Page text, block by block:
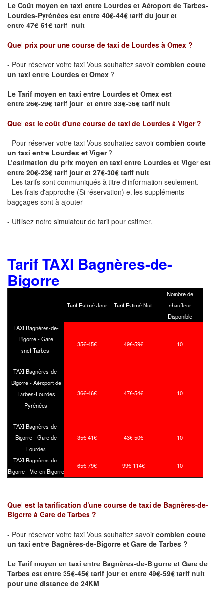
Le Coût moyen en taxi entre Lourdes et Aéroport de Tarbes-
Lourdes-Pyrénées est entre 40€-44€ tarif du jour et
entre 47€-51€ tarif nuit
Quel prix pour une course de taxi de Lourdes à Omex ?
- Pour réserver votre taxi Vous souhaitez savoir combien coute
un taxi entre Lourdes et Omex ?
Le Tarif moyen en taxi entre Lourdes et Omex est
entre 26€-29€ tarif jour et entre 33€-36€ tarif nuit
Quel est le coût d'une course de taxi de Lourdes à Viger?
- Pour réserver votre taxi Vous souhaitez savoir combien coute
un taxi entre Lourdes et Viger?
L’estimation du prix moyen en taxi entre Lourdes et Viger est
entre 20€-23€ tarif jour et 27€-30€ tarif nuit
- Les tarifs sont communiqués à titre d'information seulement.
- Les frais d'approche (Si réservation) et les suppléments
baggages sont à ajouter
- Utilisez notre simulateur de tarif pour estimer.
Tarif TAXI Bagnères-de-
Bigorre
Tarif Estimé Jour Tarif Estimé Nuit
Nombre de
chauffeur
Disponible
TAXI Bagnères-de-
Bigorre - Gare
sncf Tarbes
35€-45€ 49€-59€ 10
TAXI Bagnères-de-
Bigorre - Aéroport de
Tarbes-Lourdes
Pyrénées
36€-46€ 47€-54€ 10
TAXI Bagnères-de-
Bigorre - Gare de
Lourdes
35€-41€ 43€-50€ 10
TAXI Bagnères-de-
Bigorre - Vic-en-Bigorre
65€-79€ 99€-114€ 10
Quel est la tarification d'une course de taxi de Bagnères-de-
Bigorre à Gare de Tarbes ?
- Pour réserver votre taxi Vous souhaitez savoir combien coute
un taxi entre Bagnères-de-Bigorre et Gare de Tarbes ?
Le Tarif moyen en taxi entre Bagnères-de-Bigorre et Gare de
Tarbes est entre 35€-45€ tarif jour et entre 49€-59€ tarif nuit
pour une distance de 24KM